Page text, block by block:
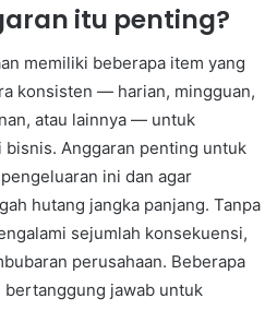
itu penting?
memiliki beberapa item yang
konsisten — harian, mingguan,
atau lainnya — untuk
Anggaran penting untuk
ini dan agar
hutang jangka panjang. Tanpa
sejumlah konsekuensi,
perusahaan. Beberapa
jawab untuk